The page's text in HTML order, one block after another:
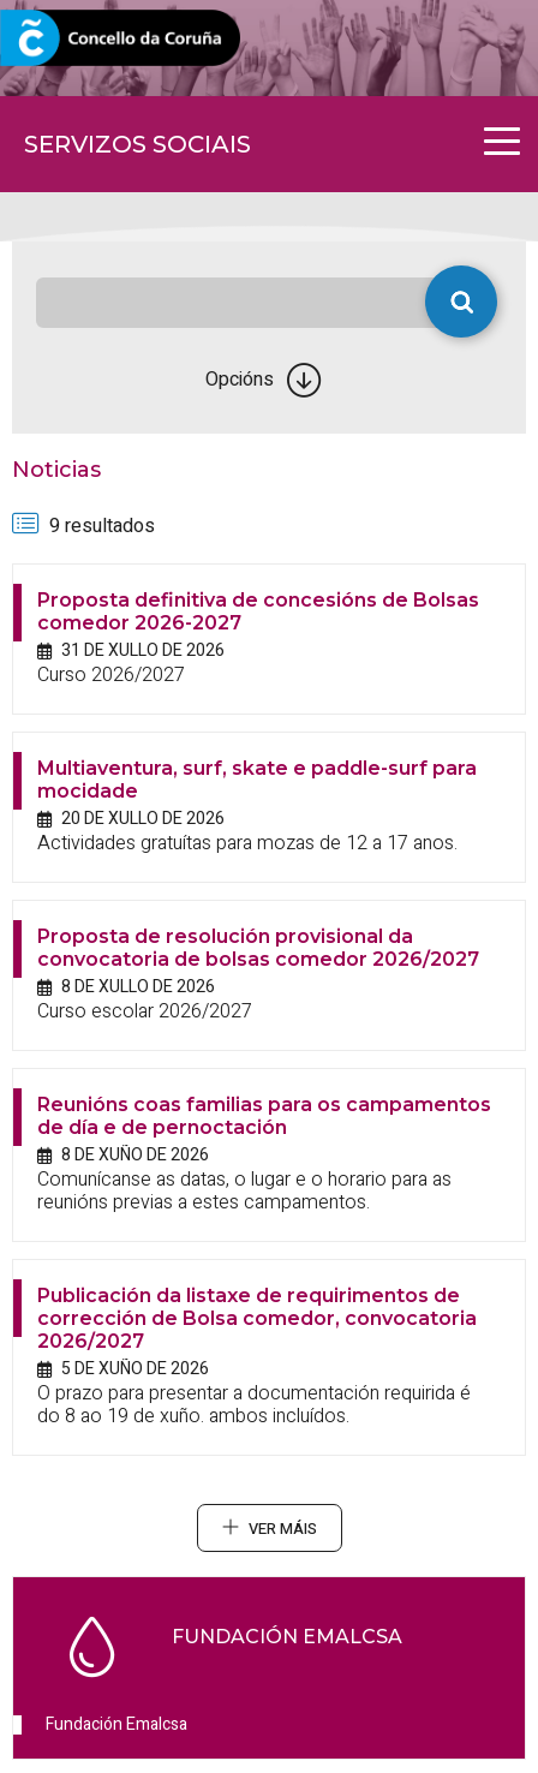
SERVIZOS SOCIAIS
CORUNA.GAL
Opcións
Noticias
9 resultados
Proposta definitiva de concesións de Bolsas
comedor 2026-2027
31 DE XULLO DE 2026
Curso 2026/2027
Multiaventura, surf, skate e paddle-surf para
mocidade
20 DE XULLO DE 2026
Actividades gratuítas para mozas de 12 a 17 anos.
Proposta de resolución provisional da
convocatoria de bolsas comedor 2026/2027
8 DE XULLO DE 2026
Curso escolar 2026/2027
Reunións coas familias para os campamentos
de día e de pernoctación
8 DE XUÑO DE 2026
Comunícanse as datas, o lugar e o horario para as
reunións previas a estes campamentos.
Publicación da listaxe de requirimentos de
corrección de Bolsa comedor, convocatoria
2026/2027
5 DE XUÑO DE 2026
O prazo para presentar a documentación requirida é
do 8 ao 19 de xuño. ambos incluídos.
VER MÁIS
FUNDACIÓN EMALCSA
Fundación Emalcsa